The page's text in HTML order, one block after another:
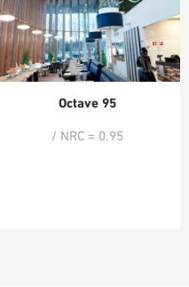
Octave 95
/ NRC = 0.95